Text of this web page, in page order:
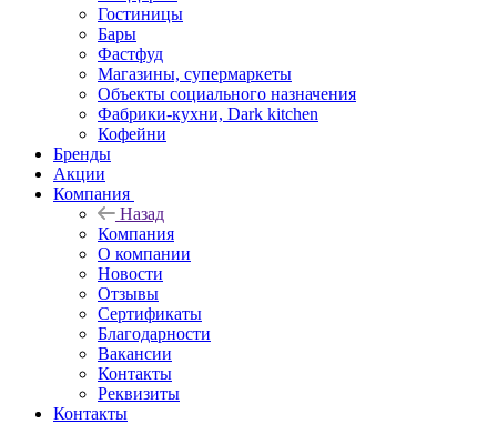
Гостиницы
Бары
Фастфуд
Магазины, супермаркеты
Объекты социального назначения
Фабрики-кухни, Dark kitchen
Кофейни
Бренды
Акции
Компания
Назад
Компания
О компании
Новости
Отзывы
Сертификаты
Благодарности
Вакансии
Контакты
Реквизиты
Контакты